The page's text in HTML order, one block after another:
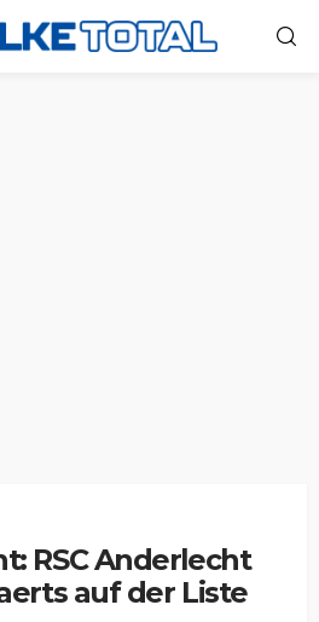
RSC Anderlecht
auf der Liste